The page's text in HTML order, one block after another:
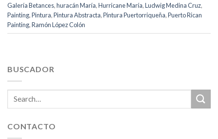
Galería Betances,huracán María,Hurricane María,Ludwig Medina Cruz,
Painting,Pintura,Pintura Abstracta,Pintura Puertorriqueña,Puerto Rican
Painting,Ramón López Colón
BUSCADOR
CONTACTO